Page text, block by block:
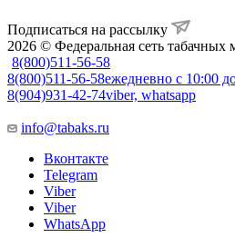
Подписаться на рассылку
2026 © Федеральная сеть табачных
8(800)511-56-58
8(800)511-56-58ежедневно с 10:00
8(904)931-42-74viber, whatsapp
info@tabaks.ru
Вконтакте
Telegram
Viber
Viber
WhatsApp